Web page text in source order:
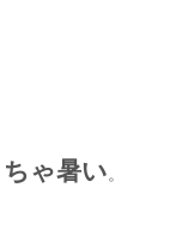
ゃ暑い。